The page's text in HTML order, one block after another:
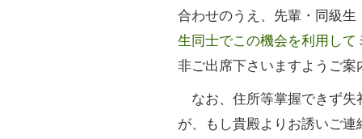
合わせのうえ、先輩・同級
生同士でこの機会を利用し
非ご出席下さいますようご案
なお、住所等掌握できず失
が、もし貴殿よりお誘いご